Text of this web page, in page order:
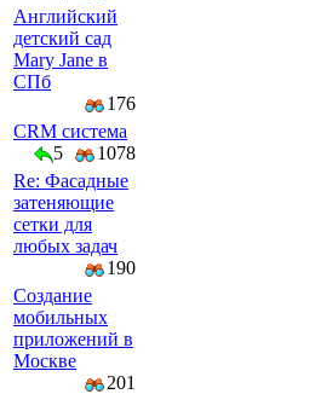
Английский
детский сад
Mary Jane в
СПб
176
CRM система
5
1078
Re: Фасадные
затеняющие
сетки для
любых задач
190
Создание
мобильных
приложений в
Москве
201